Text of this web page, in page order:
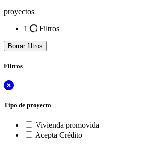
proyectos
1
Filtros
Borrar filtros
Filtros
Tipo de proyecto
Vivienda promovida
Acepta Crédito